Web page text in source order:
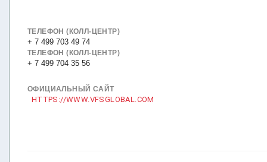
ТЕЛЕФОН (КОЛЛ-ЦЕНТР)
+ 7 499 703 49 74
ТЕЛЕФОН (КОЛЛ-ЦЕНТР)
+ 7 499 704 35 56
ОФИЦИАЛЬНЫЙ САЙТ
HTTPS://WWW.VFSGLOBAL.COM